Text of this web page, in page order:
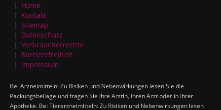
Home
Kontakt
Sitemap
Datenschutz
Verbraucherrechte
Barrierefreiheit
Impressum
Bei Arzneimitteln: Zu Risiken und Nebenwirkungen lesen Sie die
Packungsbeilage und fragen Sie Ihre Ärztin, Ihren Arzt oder in Ihrer
Apotheke. Bei Tierarzneimitteln: Zu Risiken und Nebenwirkungen lesen